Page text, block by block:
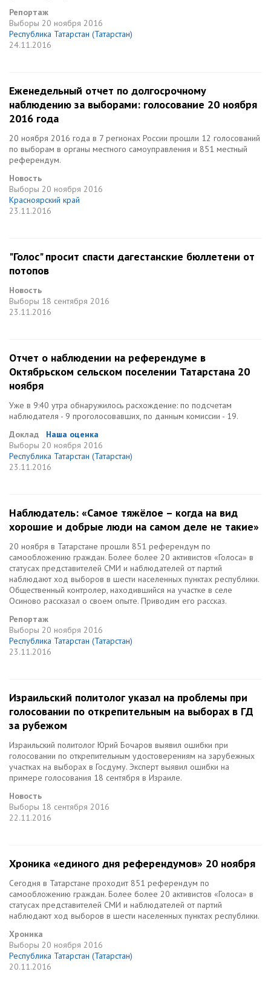
Репортаж
Выборы 20 ноября 2016
Республика Татарстан (Татарстан)
24.11.2016
Еженедельный отчет по долгосрочному
наблюдению за выборами: голосование 20 ноября
2016 года
20 ноября 2016 года в 7 регионах России прошли 12 голосований
по выборам в органы местного самоуправления и 851 местный
референдум.
Новость
Выборы 20 ноября 2016
Красноярский край
23.11.2016
"Голос" просит спасти дагестанские бюллетени от
потопов
Новость
Выборы 18 сентября 2016
23.11.2016
Отчет о наблюдении на референдуме в
Октябрьском сельском поселении Татарстана 20
ноября
Уже в 9:40 утра обнаружилось расхождение: по подсчетам
наблюдателя - 9 проголосовавших, по данным комиссии - 19.
Доклад
Наша оценка
Выборы 20 ноября 2016
Республика Татарстан (Татарстан)
23.11.2016
Наблюдатель: «Самое тяжёлое – когда на вид
хорошие и добрые люди на самом деле не такие»
20 ноября в Татарстане прошли 851 референдум по
самообложению граждан. Более более 20 активистов «Голоса» в
статусах представителей СМИ и наблюдателей от партий
наблюдают ход выборов в шести населенных пунктах республики.
Общественный контролер, находившийся на участке в селе
Осиново рассказал о своем опыте. Приводим его рассказ.
Репортаж
Выборы 20 ноября 2016
Республика Татарстан (Татарстан)
23.11.2016
Израильский политолог указал на проблемы при
голосовании по открепительным на выборах в ГД
за рубежом
Израильский политолог Юрий Бочаров выявил ошибки при
голосовании по открепительным удостоверениям на зарубежных
участках на выборах в Госдуму. Эксперт выявил ошибки на
примере голосования 18 сентября в Израиле.
Новость
Выборы 18 сентября 2016
22.11.2016
Хроника «единого дня референдумов» 20 ноября
Сегодня в Татарстане проходит 851 референдум по
самообложению граждан. Более более 20 активистов «Голоса» в
статусах представителей СМИ и наблюдателей от партий
наблюдают ход выборов в шести населенных пунктах республики.
Хроника
Выборы 20 ноября 2016
Республика Татарстан (Татарстан)
20.11.2016